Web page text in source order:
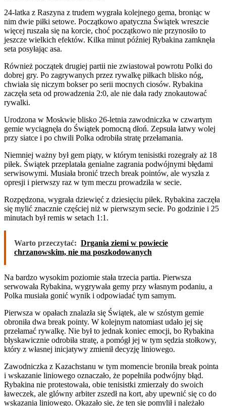
24-latka z Raszyna z trudem wygrała kolejnego gema, broniąc w
nim dwie piłki setowe. Początkowo apatyczna Świątek wreszcie
więcej ruszała się na korcie, choć początkowo nie przynosiło to
jeszcze wielkich efektów. Kilka minut później Rybakina zamknęła
seta posyłając asa.
Również początek drugiej partii nie zwiastował powrotu Polki do
dobrej gry. Po zagrywanych przez rywalkę piłkach blisko nóg,
chwiała się niczym bokser po serii mocnych ciosów. Rybakina
zaczęła seta od prowadzenia 2:0, ale nie dała rady znokautować
rywalki.
Urodzona w Moskwie blisko 26-letnia zawodniczka w czwartym
gemie wyciągnęła do Świątek pomocną dłoń. Zepsuła łatwy wolej
przy siatce i po chwili Polka odrobiła stratę przełamania.
Niemniej ważny był gem piąty, w którym tenisistki rozegrały aż 18
piłek. Świątek przeplatała genialne zagrania podwójnymi błędami
serwisowymi. Musiała bronić trzech break pointów, ale wyszła z
opresji i pierwszy raz w tym meczu prowadziła w secie.
Rozpędzona, wygrała dziewięć z dziesięciu piłek. Rybakina zaczęła
się mylić znacznie częściej niż w pierwszym secie. Po godzinie i 25
minutach był remis w setach 1:1.
Warto przeczytać: Drgania ziemi w powiecie
chrzanowskim, nie ma poszkodowanych
Na bardzo wysokim poziomie stała trzecia partia. Pierwsza
serwowała Rybakina, wygrywała gemy przy własnym podaniu, a
Polka musiała gonić wynik i odpowiadać tym samym.
Pierwsza w opałach znalazła się Świątek, ale w szóstym gemie
obroniła dwa break pointy. W kolejnym natomiast udało jej się
przełamać rywalkę. Nie był to jednak koniec emocji, bo Rybakina
błyskawicznie odrobiła stratę, a pomógł jej w tym sędzia stołkowy,
który z własnej inicjatywy zmienił decyzję liniowego.
Zawodniczka z Kazachstanu w tym momencie broniła break pointa
i wskazanie liniowego oznaczało, że popełniła podwójny błąd.
Rybakina nie protestowała, obie tenisistki zmierzały do swoich
ławeczek, ale glówny arbiter zszedł na kort, aby upewnić się co do
wskazania liniowego. Okazało się, że ten się pomylił i należało